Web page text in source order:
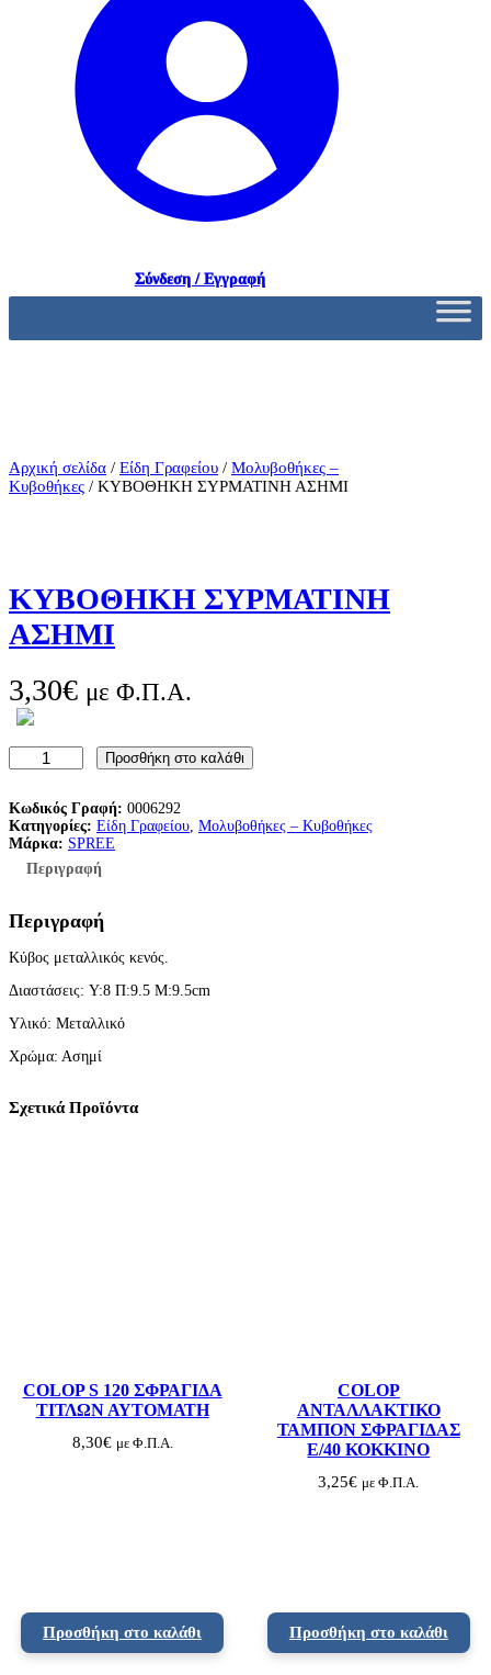
Σύνδεση / Εγγραφή
Αρχική σελίδα / Είδη Γραφείου / Μολυβοθήκες –
Κυβοθήκες / ΚΥΒΟΘΗΚΗ ΣΥΡΜΑΤΙΝΗ ΑΣΗΜΙ
ΚΥΒΟΘΗΚΗ ΣΥΡΜΑΤΙΝΗ
ΑΣΗΜΙ
3,30€ με Φ.Π.Α.
Υ
Ο
Θ
Η
Υ
Ρ
Α
Τ
Ι
Ν
Α
Μ
Προσθήκη στο καλάθι
Κωδικός Γραφή: 0006292
Κατηγορίες: Είδη Γραφείου Μολυβοθήκες – Κυβοθήκες
Μάρκα: SPREE
Περιγραφή
Περιγραφή
Κύβος μεταλλικός κενός.
Διαστάσεις: Y:8 Π:9.5 Μ:9.5cm
Υλικό: Μεταλλικό
Χρώμα: Ασημί
Σχετικά Προϊόντα
COLOP S 120 ΣΦΡΑΓΙΔΑ
ΤΙΤΛΩΝ ΑΥΤΟΜΑΤΗ
8,30€ με Φ.Π.Α.
Προσθήκη στο καλάθι
COLOP
ΑΝΤΑΛΛΑΚΤΙΚΟ
ΤΑΜΠΟΝ ΣΦΡΑΓΙΔΑΣ
E/40 ΚΟΚΚΙΝΟ
3,25€ με Φ.Π.Α.
Προσθήκη στο καλάθι